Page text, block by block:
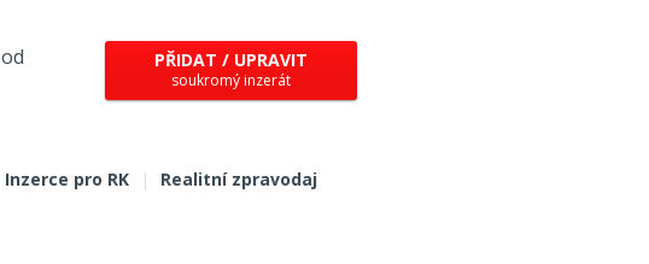
od
PŘIDAT / UPRAVIT
soukromý inzerát
Inzerce pro RK | Realitní zpravodaj